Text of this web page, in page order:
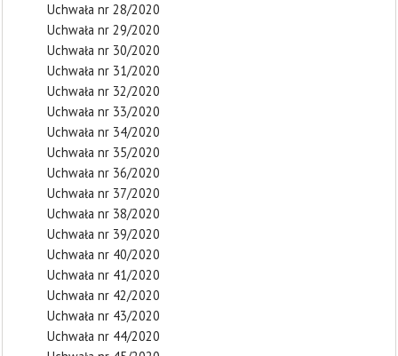
Uchwała nr 28/2020
Uchwała nr 29/2020
Uchwała nr 30/2020
Uchwała nr 31/2020
Uchwała nr 32/2020
Uchwała nr 33/2020
Uchwała nr 34/2020
Uchwała nr 35/2020
Uchwała nr 36/2020
Uchwała nr 37/2020
Uchwała nr 38/2020
Uchwała nr 39/2020
Uchwała nr 40/2020
Uchwała nr 41/2020
Uchwała nr 42/2020
Uchwała nr 43/2020
Uchwała nr 44/2020